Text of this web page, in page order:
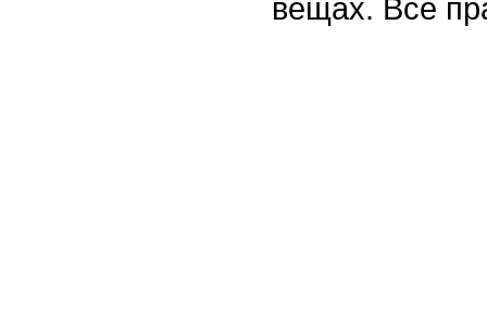
вещах. Все